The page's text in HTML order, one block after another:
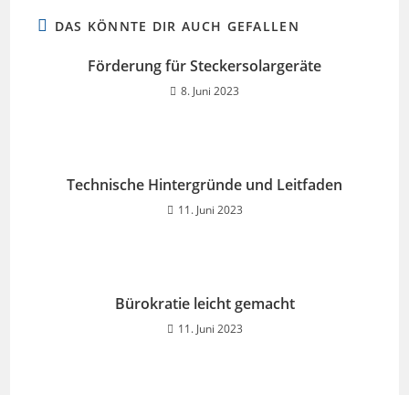
DAS KÖNNTE DIR AUCH GEFALLEN
Förderung für Steckersolargeräte
8. Juni 2023
Technische Hintergründe und Leitfaden
11. Juni 2023
Bürokratie leicht gemacht
11. Juni 2023